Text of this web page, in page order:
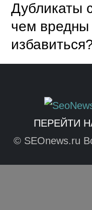
Дубликаты
чем вредны
ПЕРЕЙТИ
© SEOnews.ru